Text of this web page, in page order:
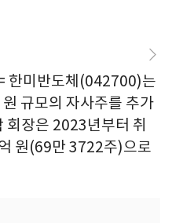
한미반도체(042700)는
규모의 자사주를 추가
회장은 2023년부터 취
원(69만 3722주)으로